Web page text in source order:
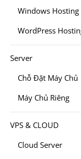
Windows Hosting
WordPress
Server
Chỗ Đặt Máy Chủ
Máy Chủ Riêng
VPS & CLOUD
Cloud Server